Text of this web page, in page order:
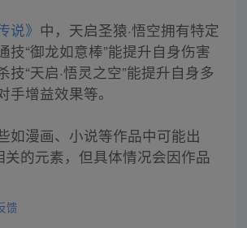
说》 中，天启圣猿·悟空拥有特定
技“御龙如意棒”能提升自身伤害
技“天启·悟灵之空”能提升自身多
手增益效果等。
如漫画、小说等作品中可能出
关的元素，但具体情况会因作品
馈